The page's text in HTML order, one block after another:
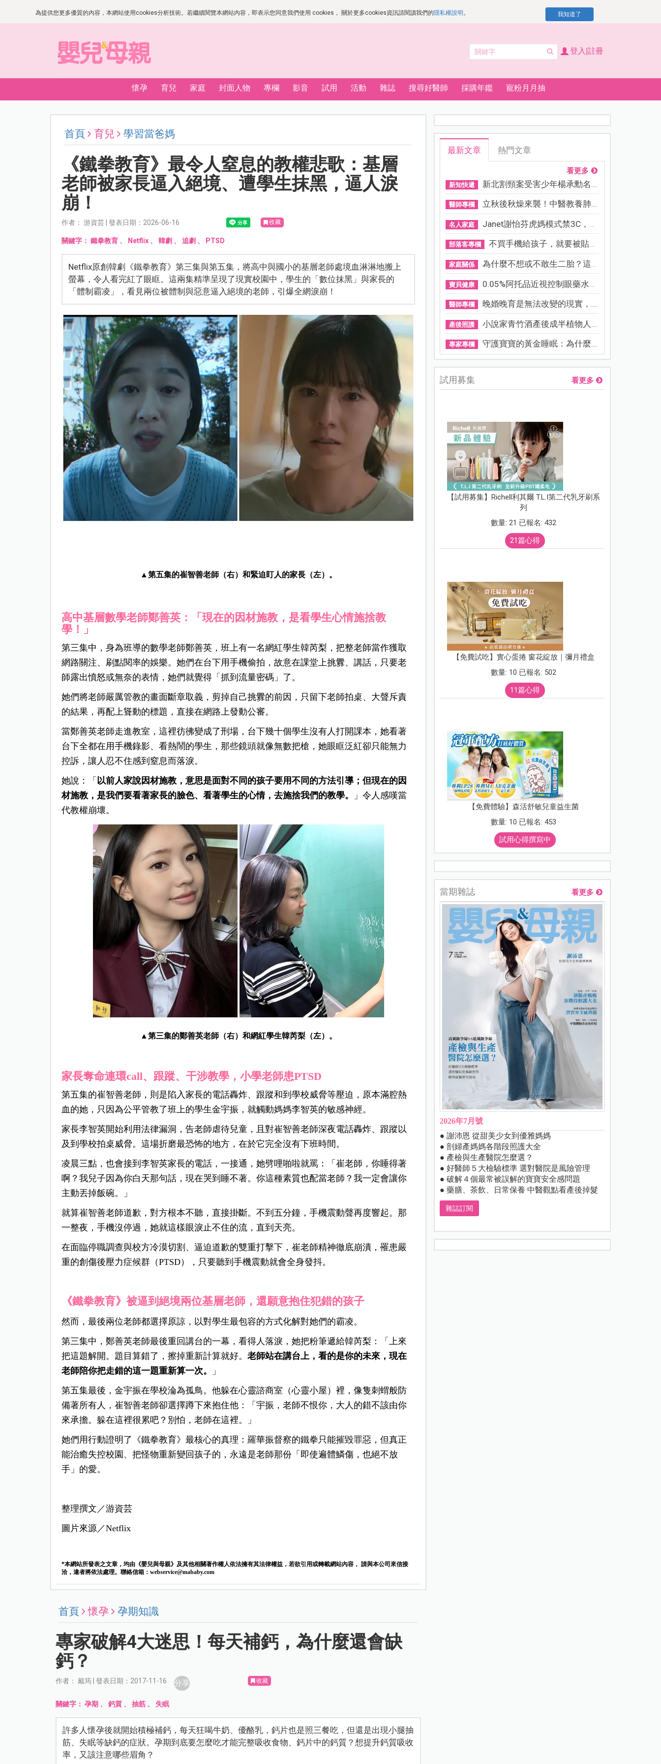
為提供您更多優質的內容，本網站使用cookies分析技術。若繼續閱覽本網站內容，即表示您同意我們使用 cookies， 關於更多cookies資訊請閱讀我們的隱私權說明 。 我知道了
登入|註冊
懷孕 育兒 家庭 封面人物 專欄 影音 試用 活動 雜誌 搜尋好醫師 採購年鑑 寵粉月月抽
首頁 育兒 學習當爸媽
《鐵拳教育》最令人窒息的教權悲歌：基層
老師被家長逼入絕境、遭學生抹黑，逼人淚
崩！
作者： 游資芸 | 發表日期：2026-06-16 收藏
關鍵字： 鐵拳教育、 Netflix、 韓劇 、 追劇 、 PTSD
Netflix原創韓劇《鐵拳教育》第三集與第五集，將高中與國小的基層老師處境血淋淋地搬上
螢幕，令人看完紅了眼眶。這兩集精準呈現了現實校園中，學生的「數位抹黑」與家長的
「體制霸凌」，看見兩位被體制與惡意逼入絕境的老師，引爆全網淚崩！
▲第五集的崔智善老師（右）和緊迫盯人的家長（左）。
高中基層數學老師鄭善英：「現在的因材施教，是看學生心情施捨教
學！」
第三集中，身為班導的數學老師鄭善英，班上有一名網紅學生韓芮梨，把整老師當作獲取
網路關注、刷點閱率的娛樂。她們在台下用手機偷拍，故意在課堂上挑釁、講話，只要老
師露出憤怒或無奈的表情，她們就覺得「抓到流量密碼」了。
她們將老師嚴厲管教的畫面斷章取義，剪掉自己挑釁的前因，只留下老師拍桌、大聲斥責
的結果，再配上聳動的標題，直接在網路上發動公審。
當鄭善英老師走進教室，這裡彷彿變成了刑場，台下幾十個學生沒有人打開課本，她看著
台下全都在用手機錄影、看熱鬧的學生，那些鏡頭就像無數把槍，她眼眶泛紅卻只能無力
控訴，讓人忍不住感到窒息而落淚。
她說：「 以前人家說因材施教，意思是面對不同的孩子要用不同的方法引導；但現在的因
材施教，是我們要看著家長的臉色、看著學生的心情，去施捨我們的教學。
」令人感嘆當
代教權崩壞。
▲第三集的鄭善英老師（右）和網紅學生韓芮梨（左）。
家長奪命連環call、跟蹤、干涉教學，小學老師患PTSD
第五集的崔智善老師，則是陷入家長的電話轟炸、跟蹤和到學校威脅等壓迫，原本滿腔熱
血的她，只因為公平管教了班上的學生金宇振，就觸動媽媽李智英的敏感神經。
家長李智英開始利用法律漏洞，告老師虐待兒童，且對崔智善老師深夜電話轟炸、跟蹤以
及到學校拍桌威脅。這場折磨最恐怖的地方，在於它完全沒有下班時間。
凌晨三點，也會接到李智英家長的電話，一接通，她劈哩啪啦就罵：「崔老師，你睡得著
啊？我兒子因為你白天那句話，現在哭到睡不著。你這種素質也配當老師？我一定會讓你
主動丟掉飯碗。」
就算崔智善老師道歉，對方根本不聽，直接掛斷。不到五分鐘，手機震動聲再度響起。那
一整夜，手機沒停過，她就這樣眼淚止不住的流，直到天亮。
在面臨停職調查與校方冷漠切割、逼迫道歉的雙重打擊下，崔老師精神徹底崩潰，罹患嚴
重的創傷後壓力症候群（PTSD），只要聽到手機震動就會全身發抖。
《鐵拳教育》被逼到絕境兩位基層老師，還願意抱住犯錯的孩子
然而，最後兩位老師都選擇原諒，以對學生最包容的方式化解對她們的霸凌。
第三集中，鄭善英老師最後重回講台的一幕，看得人落淚，她把粉筆遞給韓芮梨：「上來
把這題解開。題目算錯了，擦掉重新計算就好。 老師站在講台上，看的是你的未來，現在
老師陪你把走錯的這一題重新算一次。
」
第五集最後，金宇振在學校淪為孤鳥。他躲在心靈諮商室（心靈小屋）裡，像隻刺蝟般防
備著所有人，崔智善老師卻選擇蹲下來抱住他：「宇振，老師不恨你，大人的錯不該由你
來承擔。躲在這裡很累吧？別怕，老師在這裡。」
她們用行動證明了《鐵拳教育》最核心的真理：羅華振督察的鐵拳只能摧毀罪惡，但真正
能治癒失控校園、把怪物重新變回孩子的，永遠是老師那份「即使遍體鱗傷，也絕不放
手」的愛。
整理撰文／游資芸
圖片來源／Netflix
*本網站所發表之文章，均由《嬰兒與母親》及其他相關著作權人依法擁有其法律權益，若欲引用或轉載網站內容， 請與本公司來信接
洽，違者將依法處理。聯絡信箱： webservice@mababy.com
首頁 懷孕 孕期知識
專家破解4大迷思！每天補鈣，為什麼還會缺
鈣？
作者： 戴筠 | 發表日期：2017-11-16 分享 收藏
關鍵字：孕期 、鈣質 、抽筋 、 失眠
許多人懷孕後就開始積極補鈣，每天狂喝牛奶、優酪乳，鈣片也是照三餐吃，但還是出現小腿抽
筋、失眠等缺鈣的症狀。孕期到底要怎麼吃才能完整吸收食物、鈣片中的鈣質？想提升鈣質吸收
率，又該注意哪些眉角？
最新文章 熱門文章
看更多
新知快遞 新北割頸案受害少年楊承勳名...
醫師專欄 立秋後秋燥來襲！中醫教養肺...
名人家庭 Janet謝怡芬虎媽模式禁3C，看...
部落客專欄 不買手機給孩子，就要被貼「...
家庭關係 為什麼不想或不敢生二胎？這8...
寶貝健康 0.05%阿托品近視控制眼藥水納...
醫師專欄 晚婚晚育是無法改變的現實，...
產後照護 小說家青竹酒產後成半植物人...
專家專欄 守護寶寶的黃金睡眠：為什麼...
試用募集 看更多
【試用募集】Richell利其爾 T.L.I第二代乳牙刷系
列
數量: 21 已報名: 432
21篇心得
【免費試吃】實心蛋捲 窗花綻放｜彌月禮盒
數量: 10 已報名: 502
11篇心得
【免費體驗】森活舒敏兒童益生菌
數量: 10 已報名: 453
試用心得撰寫中
當期雜誌 看更多
2026年7月號
● 謝沛恩 從甜美少女到優雅媽媽
● 剖婦產媽媽各階段照護大全
● 產檢與生產醫院怎麼選？
● 好醫師５大檢驗標準 選對醫院是風險管理
● 破解４個最常被誤解的寶寶安全感問題
● 藥膳、茶飲、日常保養 中醫觀點看產後掉髮
雜誌訂閱